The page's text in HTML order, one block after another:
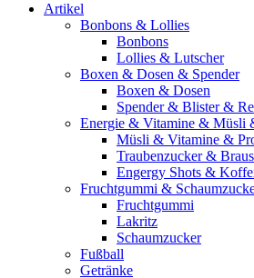
Artikel
Bonbons & Lollies
Bonbons
Lollies & Lutscher
Boxen & Dosen & Spender
Boxen & Dosen
Spender & Blister &
Energie & Vitamine & Müsli
Müsli & Vitamine &
Traubenzucker &
Engergy Shots &
Fruchtgummi &
Fruchtgummi
Lakritz
Schaumzucker
Fußball
Getränke